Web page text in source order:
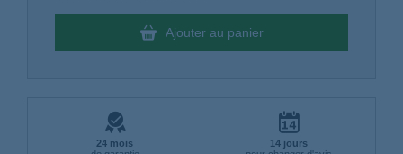
Ajouter au panier
24 mois
14 jours